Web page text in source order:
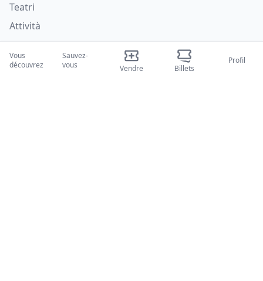
Teatri
Attività
Qui nous sommes
Vous
découvrez
Sauvez-
vous
Vendre Billets
Profil